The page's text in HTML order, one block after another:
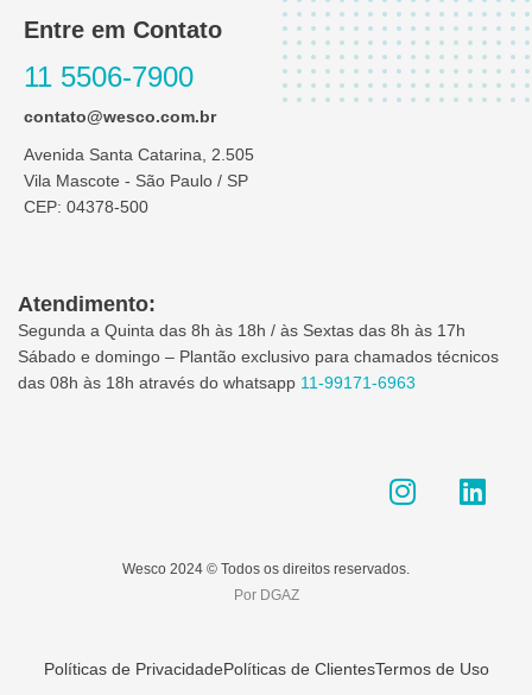
Entre em Contato
11 5506-7900
contato@wesco.com.br
Avenida Santa Catarina, 2.505
Vila Mascote - São Paulo / SP
CEP: 04378-500
Atendimento:
Segunda a Quinta das 8h às 18h / às Sextas das 8h às 17h
Sábado e domingo – Plantão exclusivo para chamados técnicos
das 08h às 18h através do whatsapp 11-99171-6963
n
a
a
i
n
Wesco 2024 © Todos os direitos reservados.
Por DGAZ
Políticas de Privacidade Políticas de ClientesTermos de Uso